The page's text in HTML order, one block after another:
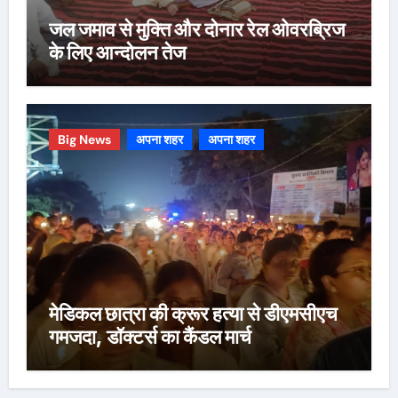
जल जमाव से मुक्ति और दोनार रेल ओवरब्रिज
के लिए आन्दोलन तेज
Big News अपना शहर अपना शहर
मेडिकल छात्रा की क्रूर हत्या से डीएमसीएच
गमजदा, डॉक्टर्स का कैंडल मार्च